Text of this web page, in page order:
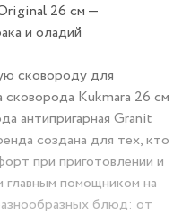
26 см —
и оладий
сковороду для
сковорода Kukmara 26 см
антипригарная Granit
создана для тех, кто
при приготовлении и
главным помощником на
блюд: от